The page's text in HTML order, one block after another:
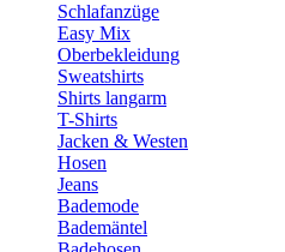
Schlafanzüge
Easy Mix
Oberbekleidung
Sweatshirts
Shirts langarm
T-Shirts
Jacken & Westen
Hosen
Jeans
Bademode
Bademäntel